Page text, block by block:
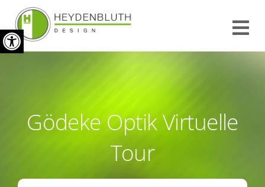
Werkzeugleiste öffnen
Zum
Inhalt
springen
KONTAKT
Gödeke Optik Virtuelle
Tour